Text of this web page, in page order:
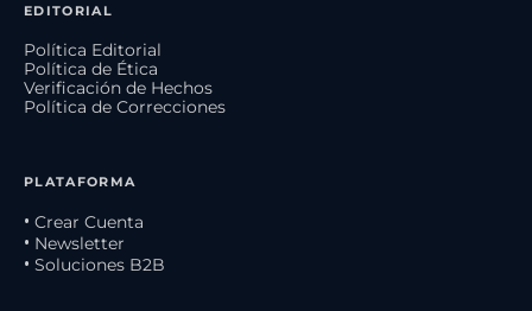
EDITORIAL
Política Editorial
Política de Ética
Verificación de Hechos
Política de Correcciones
PLATAFORMA
• Crear Cuenta
• Newsletter
• Soluciones B2B